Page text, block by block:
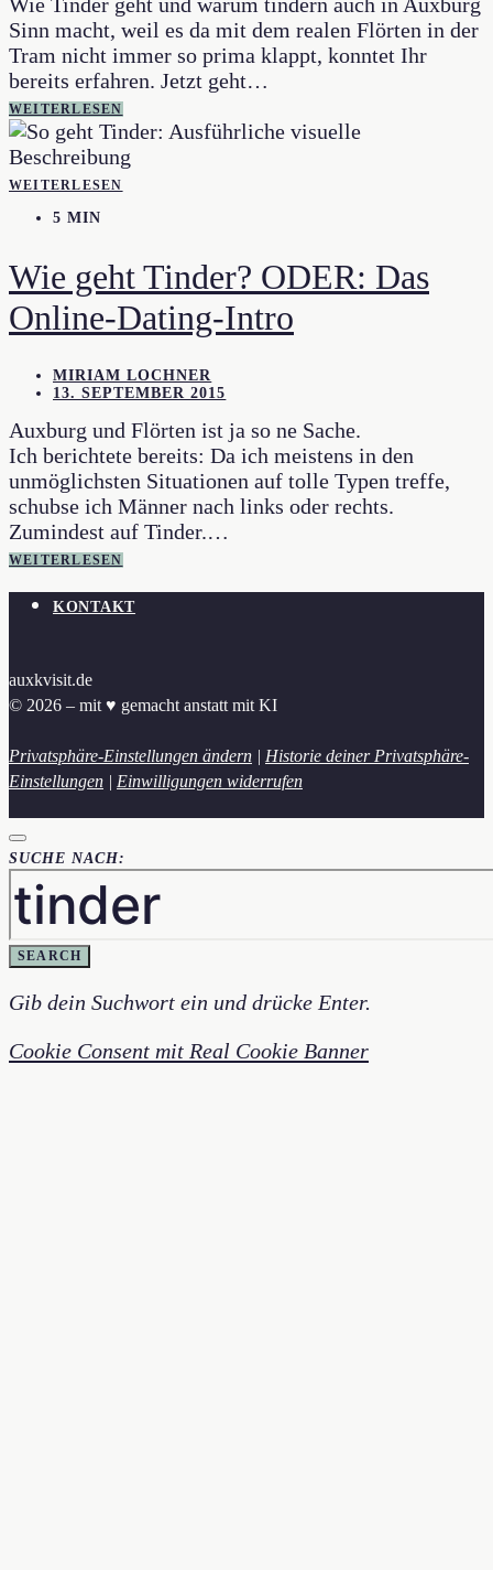
Sinn macht, weil es da mit dem realen Flörten in der
Tram nicht immer so prima klappt, konntet Ihr
bereits erfahren. Jetzt geht…
WEITERLESEN
WEITERLESEN
5 MIN
Wie geht Tinder? ODER: Das
Online-Dating-Intro
MIRIAM LOCHNER
13. SEPTEMBER 2015
Auxburg und Flörten ist ja so ne Sache.
Ich berichtete bereits: Da ich meistens in den
unmöglichsten Situationen auf tolle Typen treffe,
schubse ich Männer nach links oder rechts.
Zumindest auf Tinder.…
WEITERLESEN
KONTAKT
auxkvisit.de
© 2026 – mit ♥︎ gemacht anstatt mit KI
Privatsphäre-Einstellungen ändern | Historie deiner Privatsphäre-
Einstellungen | Einwilligungen widerrufen
SUCHE NACH:
SEARCH
Gib dein Suchwort ein und drücke Enter.
Cookie Consent mit Real Cookie Banner